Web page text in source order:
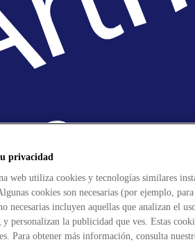
privacidad
web utiliza cookies y tecnologías similares
cookies son necesarias (por ejemplo,
necesarias incluyen aquellas que analizan el
personalizan la publicidad que ves. Estas
Para obtener más información, consulta